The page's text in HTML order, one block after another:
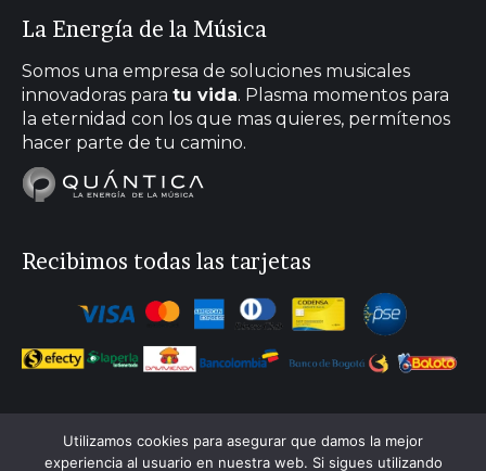
opens
in
new
window
opens
in
new
window
opens
in
new
window
opens
in
new
window
La Energía de la Música
Somos una empresa de soluciones musicales
innovadoras para tu vida. Plasma momentos para
la eternidad con los que mas quieres, permítenos
hacer parte de tu camino.
Recibimos todas las tarjetas
Utilizamos cookies para asegurar que damos la mejor
experiencia al usuario en nuestra web. Si sigues utilizando